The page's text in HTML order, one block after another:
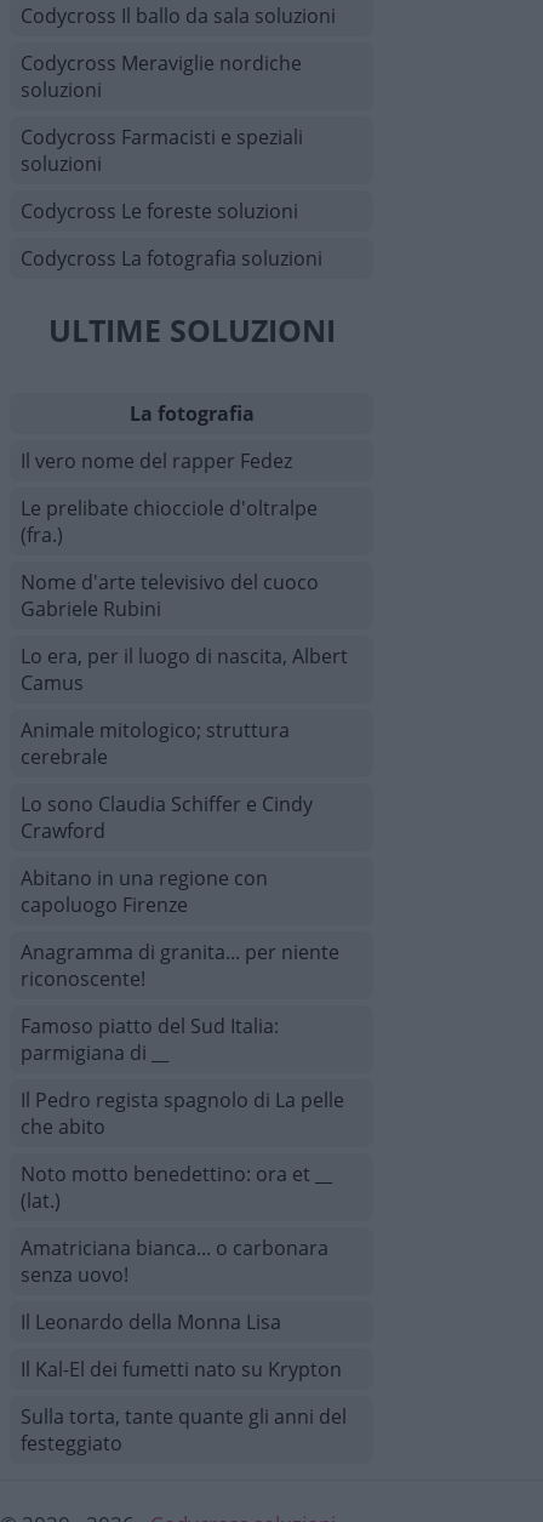
Codycross Il ballo da sala soluzioni
Codycross Meraviglie nordiche
soluzioni
Codycross Farmacisti e speziali
soluzioni
Codycross Le foreste soluzioni
Codycross La fotografia soluzioni
ULTIME SOLUZIONI
La fotografia
Il vero nome del rapper Fedez
Le prelibate chiocciole d'oltralpe
(fra.)
Nome d'arte televisivo del cuoco
Gabriele Rubini
Lo era, per il luogo di nascita, Albert
Camus
Animale mitologico; struttura
cerebrale
Lo sono Claudia Schiffer e Cindy
Crawford
Abitano in una regione con
capoluogo Firenze
Anagramma di granita... per niente
riconoscente!
Famoso piatto del Sud Italia:
parmigiana di __
Il Pedro regista spagnolo di La pelle
che abito
Noto motto benedettino: ora et __
(lat.)
Amatriciana bianca... o carbonara
senza uovo!
Il Leonardo della Monna Lisa
Il Kal-El dei fumetti nato su Krypton
Sulla torta, tante quante gli anni del
festeggiato